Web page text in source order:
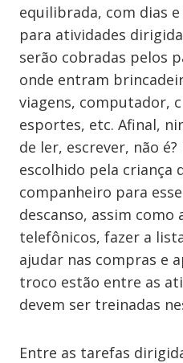
equilibrada, com dias
para atividades
serão cobradas pelos
onde entram
viagens, computador,
esportes, etc. Afinal,
de ler, escrever, não
escolhido pela criança
companheiro para
descanso, assim como
telefônicos, fazer a
ajudar nas compras e
troco estão entre as
devem ser treinadas
Entre as tarefas